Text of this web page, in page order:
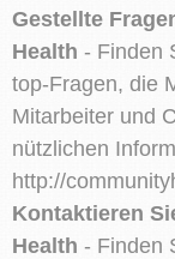
Gestellte
Health - Finden
top-Fragen, die
Mitarbeiter und
nützlichen
http://
Kontaktieren
Health - Finden